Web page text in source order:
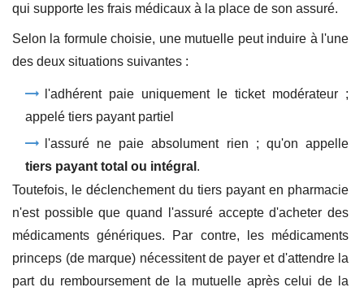
qui supporte les frais médicaux à la place de son assuré.
Selon la formule choisie, une mutuelle peut induire à l'une
des deux situations suivantes :
l'adhérent paie uniquement le ticket modérateur ;
appelé tiers payant partiel
l'assuré ne paie absolument rien ; qu'on appelle
tiers payant total ou intégral .
Toutefois, le déclenchement du tiers payant en pharmacie
n'est possible que quand l'assuré accepte d'acheter des
médicaments génériques. Par contre, les médicaments
princeps (de marque) nécessitent de payer et d'attendre la
part du remboursement de la mutuelle après celui de la